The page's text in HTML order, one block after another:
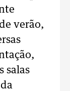
verão,
salas